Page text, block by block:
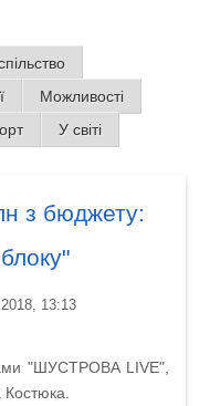
Можливості
У світі
з бюджету:
13:13
"ШУСТРОВА LIVE",